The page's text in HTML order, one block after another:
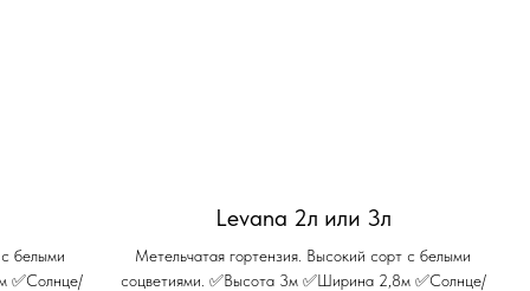
белыми
✅Солнце/
Levana 2л или 3л
Метельчатая гортензия. Высокий сорт с белыми
соцветиями. ✅Высота 3м ✅Ширина 2,8м ✅Солнце/